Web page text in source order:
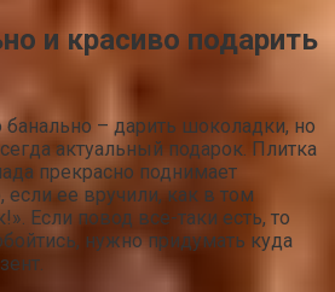
и красиво подарить
банально – дарить шоколадки, но
актуальный подарок. Плитка
прекрасно поднимает
если ее вручили, как в том
Если повод все-таки есть, то
нужно придумать куда